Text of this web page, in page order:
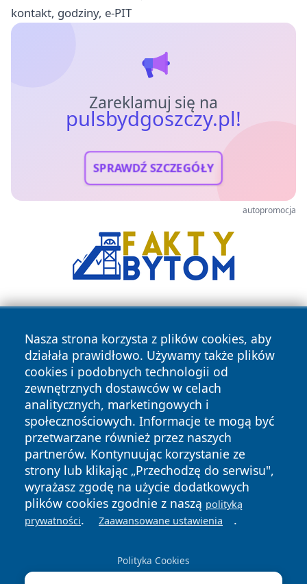
kontakt, godziny, e-PIT
Zareklamuj się na
pulsbydgoszczy.pl!
SPRAWDŹ SZCZEGÓŁY
autopromocja
Nasza strona korzysta z plików cookies, aby
działała prawidłowo. Używamy także plików
cookies i podobnych technologii od
zewnętrznych dostawców w celach
analitycznych, marketingowych i
społecznościowych. Informacje te mogą być
przetwarzane również przez naszych
partnerów. Kontynuując korzystanie ze
strony lub klikając „Przechodzę do serwisu",
wyrażasz zgodę na użycie dodatkowych
plików cookies zgodnie z naszą polityką
prywatności. Zaawansowane ustawienia .
Polityka Cookies
Copyright © 2026 pulsbydgoszczy.pl Wszystkie prawa
zastrzeżone.
News Autorzy
Polityka
Prywatności
Polityka
Cookies